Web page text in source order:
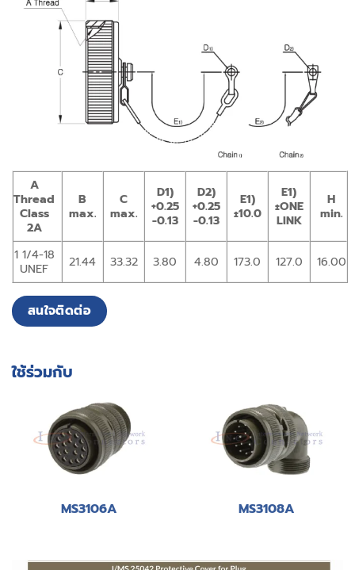
A
Thread
Class
2A
B
max.
C
max.
D1)
+0.25
-0.13
D2)
+0.25
-0.13
E1)
±10.0
E1)
±ONE
LINK
H
min.
1 1/4-18
UNEF
21.44 33.32 3.80 4.80 173.0 127.0 16.00
สนใจติดต่อ
ใช้ร่วมกับ
MS3106A MS3108A